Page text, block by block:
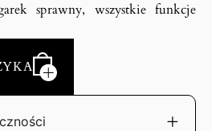
sprawny, wszystkie funkcje